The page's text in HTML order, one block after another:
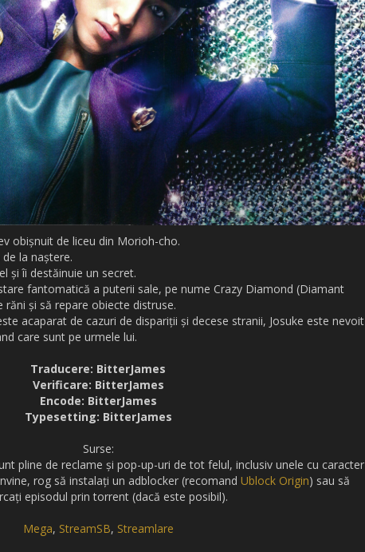
obișnuit de liceu din Morioh-cho.
la naștere.
și îi destăinuie un secret.
fantomatică a puterii sale, pe nume Crazy Diamond (Diamant
și să repare obiecte distruse.
acaparat de cazuri de dispariții și decese stranii, Josuke este nevoit
care sunt pe urmele lui.
Traducere: BitterJames
Verificare: BitterJames
Encode: BitterJames
Typesetting: BitterJames
Surse:
pline de reclame și pop-up-uri de tot felul, inclusiv unele cu caracter
rog să instalați un adblocker (recomand Ublock Origin) sau să
episodul prin torrent (dacă este posibil).
Mega, StreamSB, Streamlare